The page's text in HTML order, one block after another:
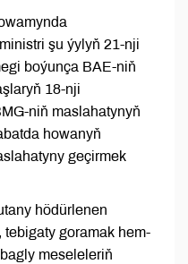
şu ýylyň 21-nji
boýunça BAE-niň
18-nji
niň maslahatynyň
howanyň
geçirmek
hödürlenen
goramak hem-
meseleleriň